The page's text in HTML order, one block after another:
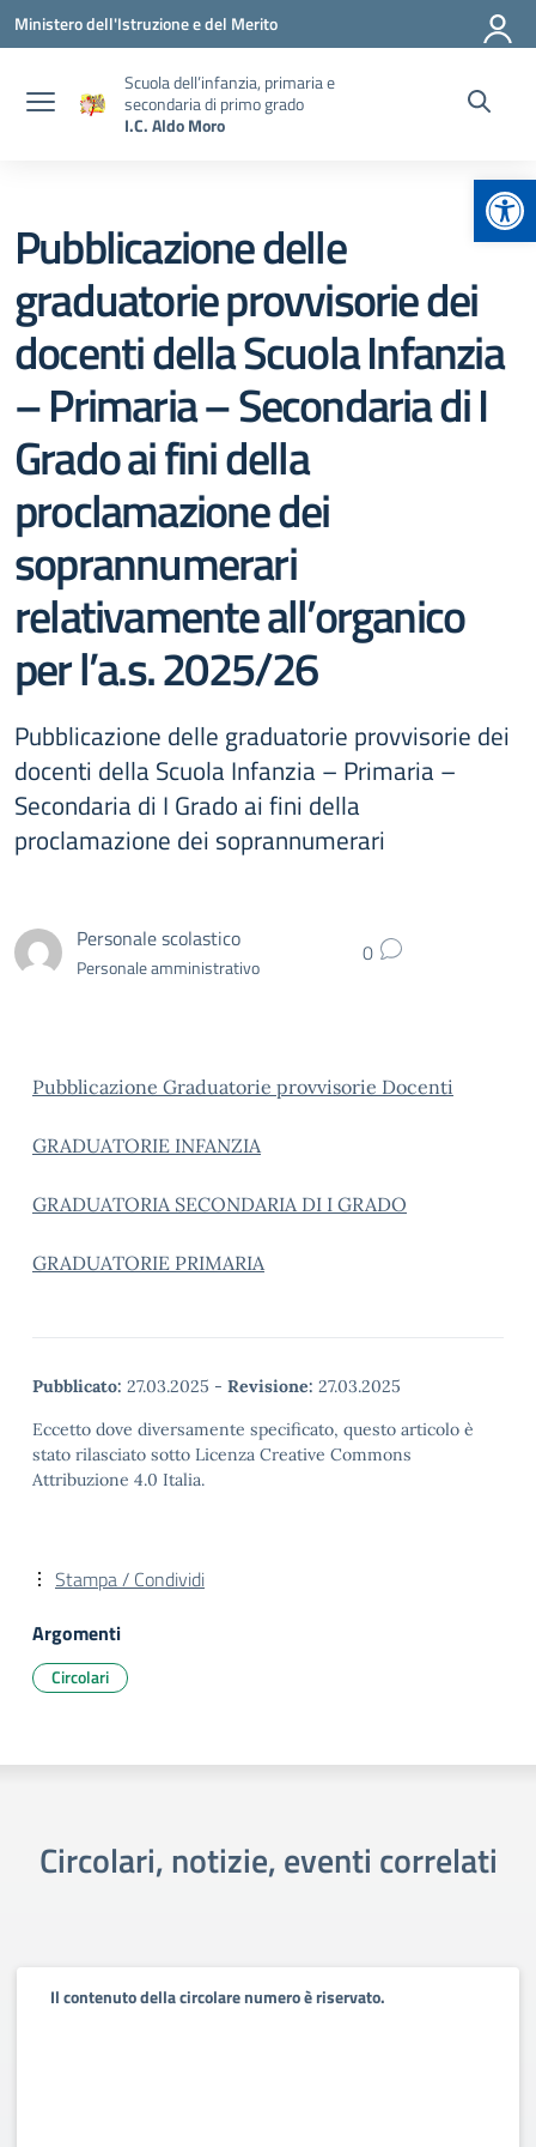
Vai ai contenuti
Vai al menu di navigazione
Vai al footer
Ministero dell'Istruzione e del Merito
Scuola dell’infanzia, primaria e
secondaria di primo grado
I.C. Aldo Moro
Pubblicazione delle
graduatorie provvisorie dei
docenti della Scuola Infanzia
– Primaria – Secondaria di I
Grado ai fini della
proclamazione dei
soprannumerari
relativamente all’organico
per l’a.s. 2025/26
Pubblicazione delle graduatorie provvisorie dei
docenti della Scuola Infanzia – Primaria –
Secondaria di I Grado ai fini della
proclamazione dei soprannumerari
Personale scolastico
Personale amministrativo 0
Pubblicazione Graduatorie provvisorie Docenti
GRADUATORIE INFANZIA
GRADUATORIA SECONDARIA DI I GRADO
GRADUATORIE PRIMARIA
Pubblicato: 27.03.2025 - Revisione: 27.03.2025
Eccetto dove diversamente specificato, questo articolo è
stato rilasciato sotto Licenza Creative Commons
Attribuzione 4.0 Italia.
Stampa / Condividi
Argomenti
Circolari
Circolari, notizie, eventi correlati
Il contenuto della circolare numero è riservato.